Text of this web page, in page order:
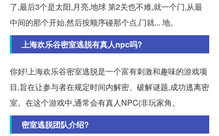
了,最后3个是太阳,月亮,地球 第2关也不难,就一个门,从最
中间的那个开始,然后按顺序碰那个点,门就... 地。
上海欢乐谷密室逃脱有真人npc吗?
你好!上海欢乐谷密室逃脱是一个富有刺激和趣味的游戏项
目,旨在让参与者在规定时间内解密、破解谜题,成功逃离密
室。在这个游戏中,通常会有真人NPC(非玩家角。
密室逃脱团队介绍?